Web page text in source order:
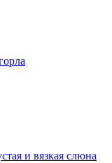
и вязкая слюна